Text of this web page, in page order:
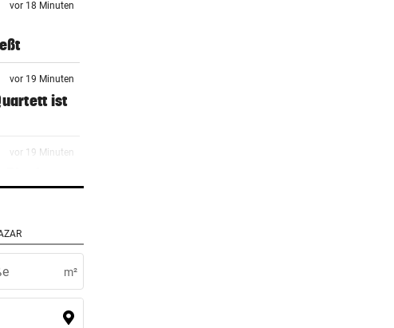
vor 18 Minuten
vor 19 Minuten
ist
vor 19 Minuten
HIV-
vor 19 Minuten
m²